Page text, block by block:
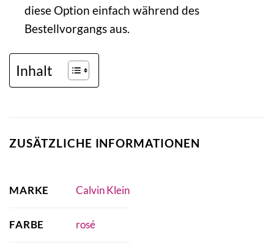
diese Option einfach während des
Bestellvorgangs aus.
Inhalt
ZUSÄTZLICHE INFORMATIONEN
MARKE Calvin Klein
FARBE rosé